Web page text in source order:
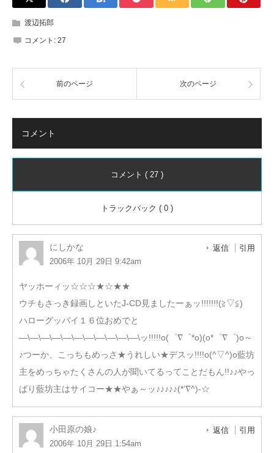
渡辺拓郎
コメント: 27
前のページ 次のページ
コメント
コメント ( 27 )
トラックバック ( 0 )
にしかな
2006年 10月 29日 9:42am
返信 引用
ヤッホーィッ☆☆☆★☆★★
ウチもさっき録画しといたJ-CD見ましたーぁッ!!!!!!!(≧▽≦)ゞ
ハローグッバイ１６位おめでと
―\―\―\―\―\―\―\―\―\―\―\ッ!!!!!o(゜∇゜*o)(o*゜∇゜)o～
♪つーか、こっちもめっさ★うれしい★デスッ!!!!o(^▽^)o藍坊
主をめっちゃたくさんの人が聞いてるってことだもん!!♪♪やっ
ぱり藍坊主はサイコー★★やぁ～ッ♪♪♪♪♪(*’∇^)-☆
小田原の娘♪
2006年 10月 29日 1:54am
返信 引用